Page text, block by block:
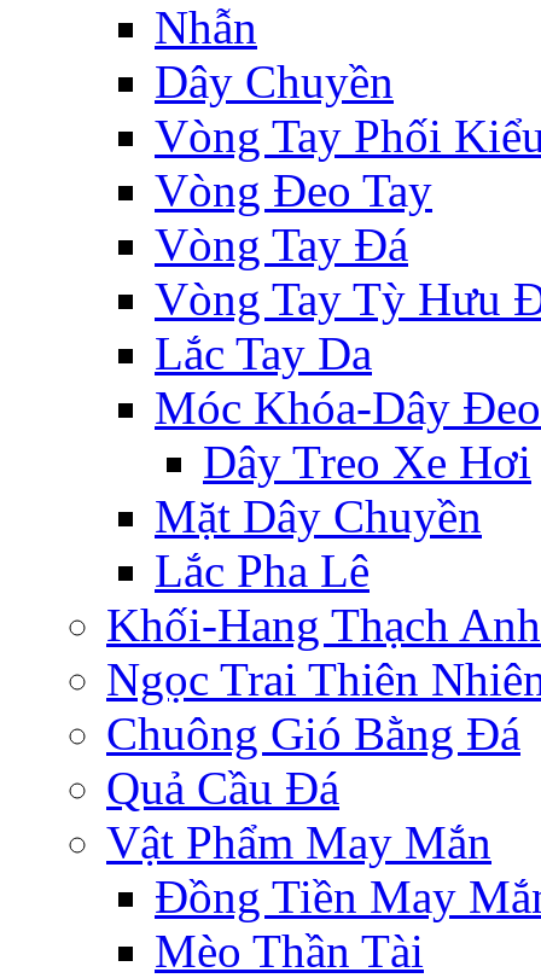
Nhẫn
Dây Chuyền
Vòng Tay Phối
Vòng Đeo Tay
Vòng Tay Đá
Vòng Tay Tỳ Hưu
Lắc Tay Da
Móc Khóa-Dây Đeo
Dây Treo Xe Hơi
Mặt Dây Chuyền
Lắc Pha Lê
Khối-Hang Thạch Anh
Ngọc Trai Thiên
Chuông Gió Bằng Đá
Quả Cầu Đá
Vật Phẩm May Mắn
Đồng Tiền May
Mèo Thần Tài